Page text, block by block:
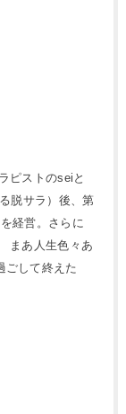
ピストのseiと
脱サラ）後、第
経営。さらに
まあ人生色々あ
ごして終えた